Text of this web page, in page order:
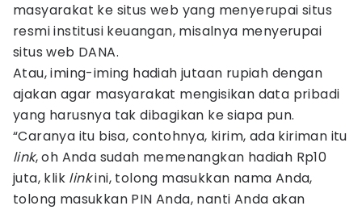
masyarakat ke situs web yang menyerupai situs
resmi institusi keuangan, misalnya menyerupai
situs web DANA.
Atau, iming-iming hadiah jutaan rupiah dengan
ajakan agar masyarakat mengisikan data pribadi
yang harusnya tak dibagikan ke siapa pun.
“Caranya itu bisa, contohnya, kirim, ada kiriman itu
link, oh Anda sudah memenangkan hadiah Rp10
juta, klik linkini, tolong masukkan nama Anda,
tolong masukkan PIN Anda, nanti Anda akan